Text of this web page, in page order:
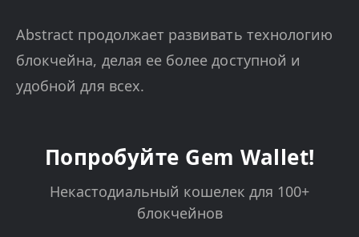
Abstract продолжает развивать технологию
блокчейна, делая ее более доступной и
удобной для всех.
Попробуйте Gem Wallet!
Некастодиальный кошелек для 100+
блокчейнов